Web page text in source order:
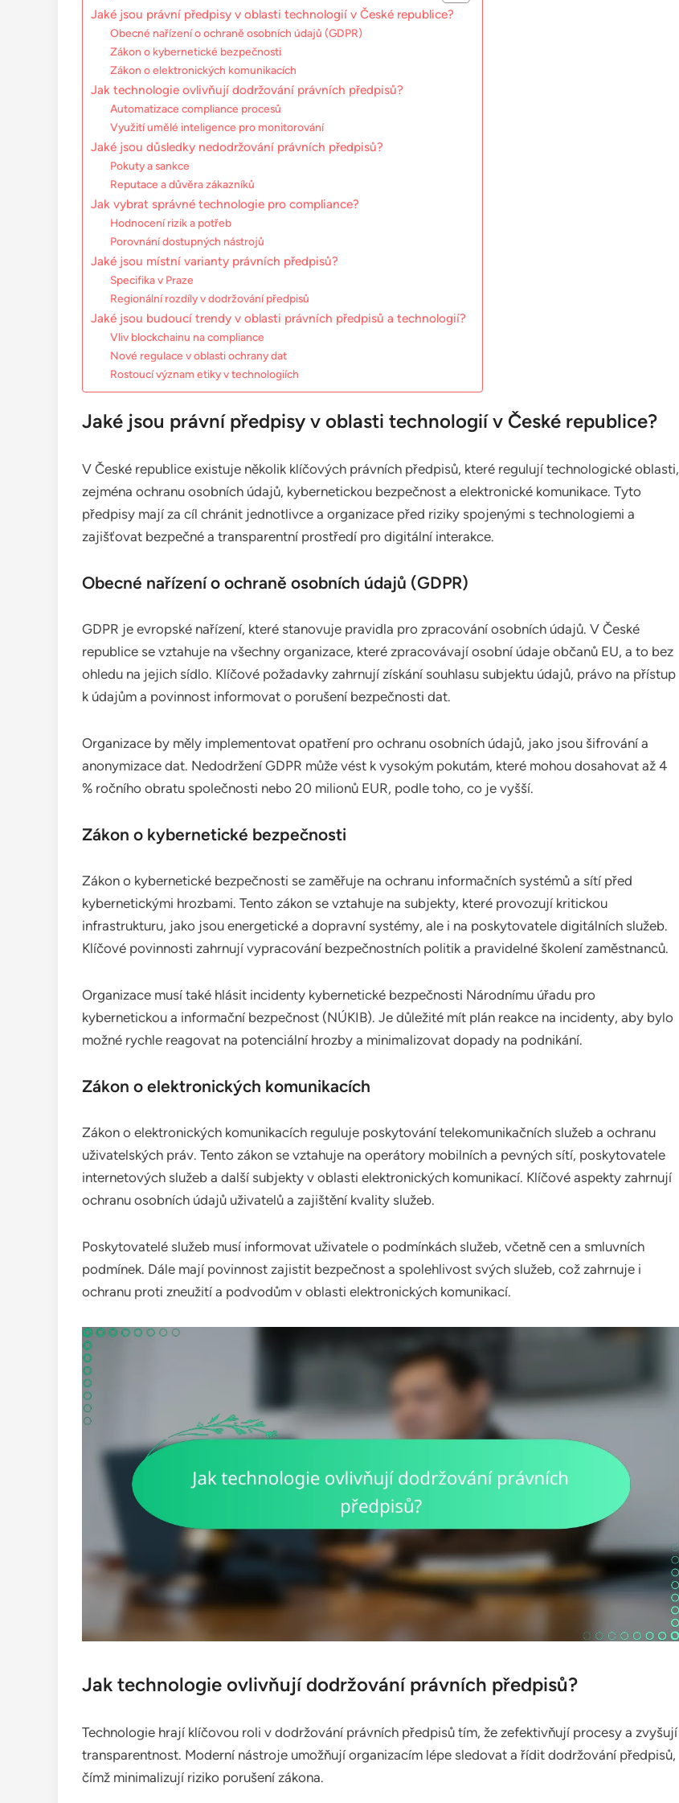
Jaké jsou právní předpisy v oblasti technologií v České republice?
Obecné nařízení o ochraně osobních údajů (GDPR)
Zákon o kybernetické bezpečnosti
Zákon o elektronických komunikacích
Jak technologie ovlivňují dodržování právních předpisů?
Automatizace compliance procesů
Využití umělé inteligence pro monitorování
Jaké jsou důsledky nedodržování právních předpisů?
Pokuty a sankce
Reputace a důvěra zákazníků
Jak vybrat správné technologie pro compliance?
Hodnocení rizik a potřeb
Porovnání dostupných nástrojů
Jaké jsou místní varianty právních předpisů?
Specifika v Praze
Regionální rozdíly v dodržování předpisů
Jaké jsou budoucí trendy v oblasti právních předpisů a technologií?
Vliv blockchainu na compliance
Nové regulace v oblasti ochrany dat
Rostoucí význam etiky v technologiích
Jaké jsou právní předpisy v oblasti technologií v České republice?
V České republice existuje několik klíčových právních předpisů, které regulují technologické oblasti,
zejména ochranu osobních údajů, kybernetickou bezpečnost a elektronické komunikace. Tyto
předpisy mají za cíl chránit jednotlivce a organizace před riziky spojenými s technologiemi a
zajišťovat bezpečné a transparentní prostředí pro digitální interakce.
Obecné nařízení o ochraně osobních údajů (GDPR)
GDPR je evropské nařízení, které stanovuje pravidla pro zpracování osobních údajů. V České
republice se vztahuje na všechny organizace, které zpracovávají osobní údaje občanů EU, a to bez
ohledu na jejich sídlo. Klíčové požadavky zahrnují získání souhlasu subjektu údajů, právo na přístup
k údajům a povinnost informovat o porušení bezpečnosti dat.
Organizace by měly implementovat opatření pro ochranu osobních údajů, jako jsou šifrování a
anonymizace dat. Nedodržení GDPR může vést k vysokým pokutám, které mohou dosahovat až 4
% ročního obratu společnosti nebo 20 milionů EUR, podle toho, co je vyšší.
Zákon o kybernetické bezpečnosti
Zákon o kybernetické bezpečnosti se zaměřuje na ochranu informačních systémů a sítí před
kybernetickými hrozbami. Tento zákon se vztahuje na subjekty, které provozují kritickou
infrastrukturu, jako jsou energetické a dopravní systémy, ale i na poskytovatele digitálních služeb.
Klíčové povinnosti zahrnují vypracování bezpečnostních politik a pravidelné školení zaměstnanců.
Organizace musí také hlásit incidenty kybernetické bezpečnosti Národnímu úřadu pro
kybernetickou a informační bezpečnost (NÚKIB). Je důležité mít plán reakce na incidenty, aby bylo
možné rychle reagovat na potenciální hrozby a minimalizovat dopady na podnikání.
Zákon o elektronických komunikacích
Zákon o elektronických komunikacích reguluje poskytování telekomunikačních služeb a ochranu
uživatelských práv. Tento zákon se vztahuje na operátory mobilních a pevných sítí, poskytovatele
internetových služeb a další subjekty v oblasti elektronických komunikací. Klíčové aspekty zahrnují
ochranu osobních údajů uživatelů a zajištění kvality služeb.
Poskytovatelé služeb musí informovat uživatele o podmínkách služeb, včetně cen a smluvních
podmínek. Dále mají povinnost zajistit bezpečnost a spolehlivost svých služeb, což zahrnuje i
ochranu proti zneužití a podvodům v oblasti elektronických komunikací.
Jak technologie ovlivňují dodržování právních předpisů?
Technologie hrají klíčovou roli v dodržování právních předpisů tím, že zefektivňují procesy a zvyšují
transparentnost. Moderní nástroje umožňují organizacím lépe sledovat a řídit dodržování předpisů,
čímž minimalizují riziko porušení zákona.